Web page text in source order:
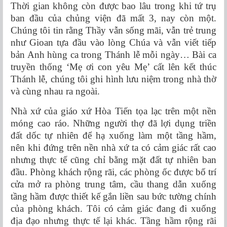
Thời gian không còn được bao lâu trong khi tứ trụ
ban đầu của chủng viện đã mất 3, nay còn một.
Chúng tôi tin rằng Thầy vẫn sống mãi, vẫn trẻ trung
như Gioan tựa đầu vào lòng Chúa và vẫn viết tiếp
bản Anh hùng ca trong Thánh lễ mỗi ngày… Bài ca
truyền thống ‘Mẹ ơi con yêu Mẹ’ cất lên kết thúc
Thánh lễ, chúng tôi ghi hình lưu niệm trong nhà thờ
và cùng nhau ra ngoài.
Nhà xứ của giáo xứ Hòa Tiến tọa lạc trên một nền
móng cao ráo. Những người thợ đã lợi dụng triền
đất dốc tự nhiên để hạ xuống làm một tầng hầm,
nên khi đứng trên nền nhà xứ ta có cảm giác rất cao
nhưng thực tế cũng chỉ bằng mặt đất tự nhiên ban
đầu. Phòng khách rộng rãi, các phòng ốc được bố trí
cửa mở ra phòng trung tâm, cầu thang dẫn xuống
tầng hầm được thiết kế gắn liền sau bức tường chính
của phòng khách. Tôi có cảm giác đang đi xuống
địa đạo nhưng thực tế lại khác. Tầng hầm rộng rãi